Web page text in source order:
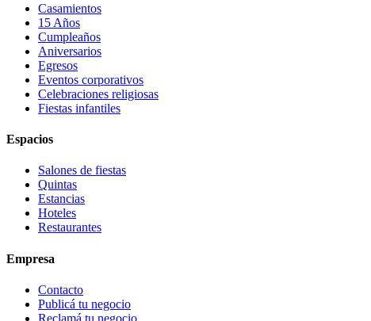
Casamientos
15 Años
Cumpleaños
Aniversarios
Egresos
Eventos corporativos
Celebraciones religiosas
Fiestas infantiles
Espacios
Salones de fiestas
Quintas
Estancias
Hoteles
Restaurantes
Empresa
Contacto
Publicá tu negocio
Reclamá tu negocio